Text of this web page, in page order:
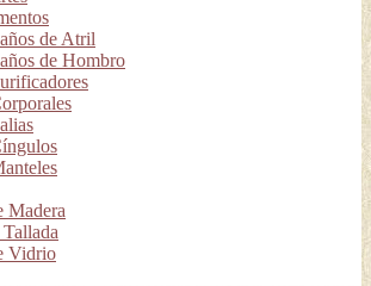
de Atril
de Hombro
Madera
Vidrio